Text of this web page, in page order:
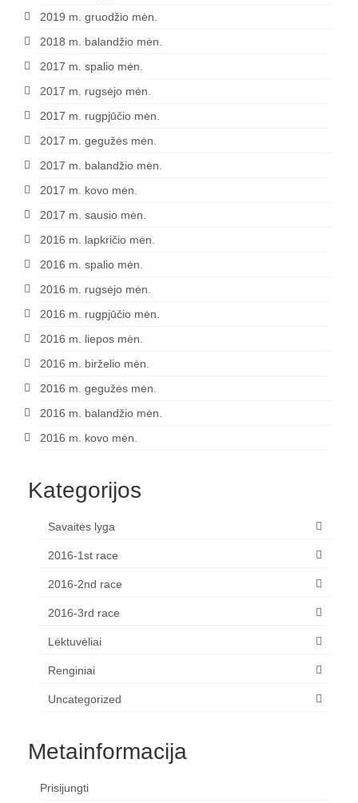
2019 m. gruodžio mėn.
2018 m. balandžio mėn.
2017 m. spalio mėn.
2017 m. rugsėjo mėn.
2017 m. rugpjūčio mėn.
2017 m. gegužės mėn.
2017 m. balandžio mėn.
2017 m. kovo mėn.
2017 m. sausio mėn.
2016 m. lapkričio mėn.
2016 m. spalio mėn.
2016 m. rugsėjo mėn.
2016 m. rugpjūčio mėn.
2016 m. liepos mėn.
2016 m. birželio mėn.
2016 m. gegužės mėn.
2016 m. balandžio mėn.
2016 m. kovo mėn.
Kategorijos
Savaitės lyga
2016-1st race
2016-2nd race
2016-3rd race
Lėktuvėliai
Renginiai
Uncategorized
Metainformacija
Prisijungti